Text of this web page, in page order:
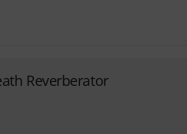
Reverberator